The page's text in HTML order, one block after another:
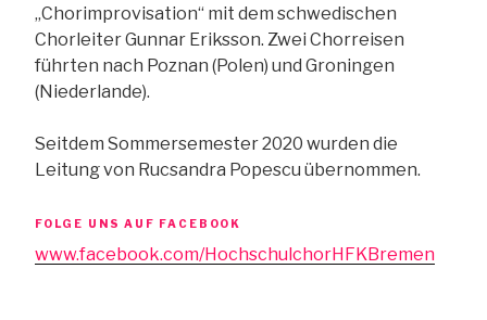
„Chorimprovisation“ mit dem schwedischen
Chorleiter Gunnar Eriksson. Zwei Chorreisen
führten nach Poznan (Polen) und Groningen
(Niederlande).
Seitdem Sommersemester 2020 wurden die
Leitung von Rucsandra Popescu übernommen.
FOLGE UNS AUF FACEBOOK
www.facebook.com/HochschulchorHFKBremen